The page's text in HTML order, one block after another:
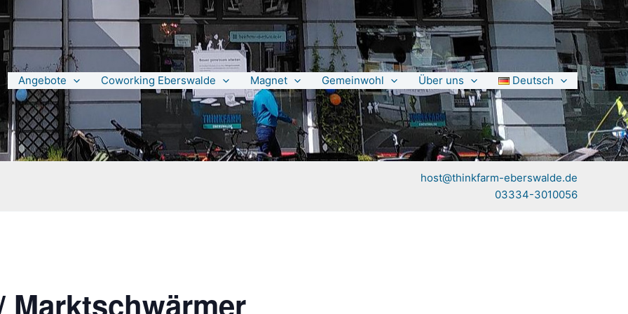
Angebote Coworking Eberswalde Magnet Gemeinwohl Über uns Deutsch
host@thinkfarm-eberswalde.de
03334-3010056
Marktschwärmer